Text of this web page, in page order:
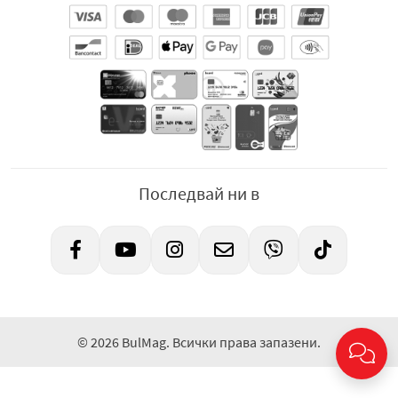
Последвай ни в
© 2026 BulMag. Всички права запазени.